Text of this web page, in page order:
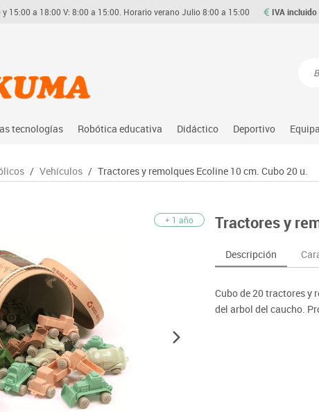
y 15:00 a 18:00 V: 8:00 a 15:00. Horario verano Julio 8:00 a 15:00 IVA incluido
tecnologías Robótica educativa
Arduino
Didáctico
Asociación y atención
Espacios exteriores
Juegos heurísticos
Juegos simbólicos
Deportivo
Atletismo
Comp. deportivos
Deportes raqueta
/ Vehículos / Tractores y remolques Ecoline 10 cm. Cubo 20 u.
+ 1 año Tractores y
Descripción
Cubo de 20 tractores y
del arbol del caucho.